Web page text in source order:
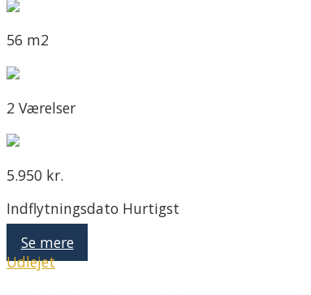
56 m2
2 Værelser
5.950 kr.
Indflytningsdato Hurtigst
Se mere
Udlejet